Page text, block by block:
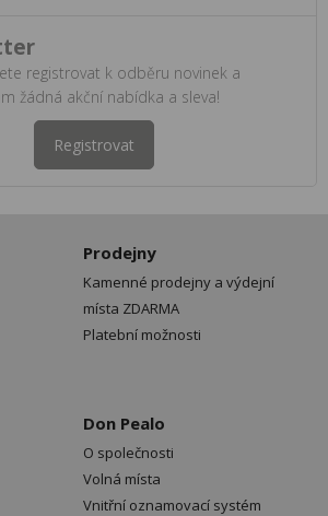
registrovat k odběru novinek a
žádná akční nabídka a sleva!
Registrovat
Prodejny
Kamenné prodejny a výdejní
místa ZDARMA
Platební možnosti
Don Pealo
O společnosti
Volná místa
Vnitřní oznamovací systém